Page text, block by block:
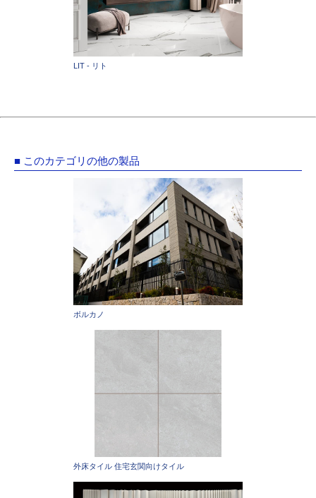
LIT - リト
■ このカテゴリの他の製品
ボルカノ
外床タイル 住宅玄関向けタイル